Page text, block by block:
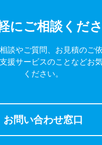
にご相談くだ
談やご質問、お見積のご
援サービスのことなどお
ください。
お問い合わせ窓口